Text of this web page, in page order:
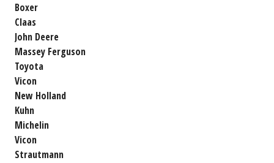
Boxer
Claas
John Deere
Massey Ferguson
Toyota
Vicon
New Holland
Kuhn
Michelin
Vicon
Strautmann